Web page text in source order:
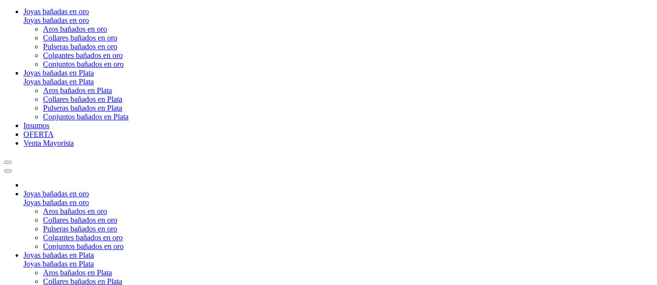
Joyas bañadas en oro
Joyas bañadas en oro
Aros bañados en oro
Collares bañados en oro
Pulseras bañados en oro
Colgantes bañados en oro
Conjuntos bañados en oro
Joyas bañadas en Plata
Joyas bañadas en Plata
Aros bañados en Plata
Collares bañados en Plata
Pulseras bañados en Plata
Conjuntos bañados en Plata
Insumos
OFERTA
Venta Mayorista
Joyas bañadas en oro
Joyas bañadas en oro
Aros bañados en oro
Collares bañados en oro
Pulseras bañados en oro
Colgantes bañados en oro
Conjuntos bañados en oro
Joyas bañadas en Plata
Joyas bañadas en Plata
Aros bañados en Plata
Collares bañados en Plata